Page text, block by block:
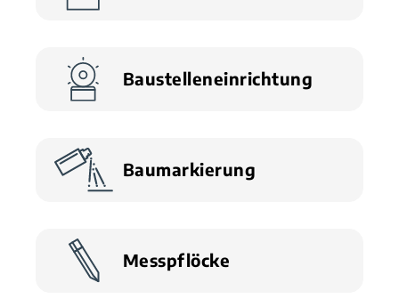
Baustelleneinrichtung
Baumarkierung
Messpflöcke